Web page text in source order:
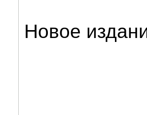
Новое